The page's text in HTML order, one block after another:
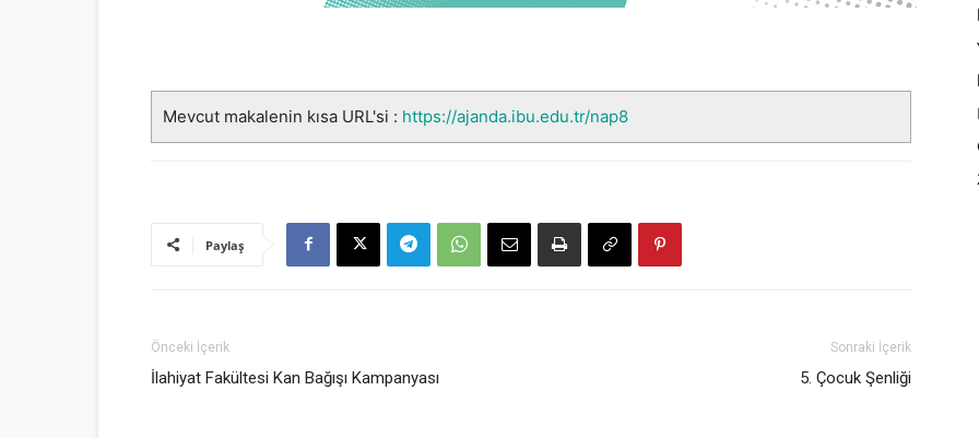
Mevcut makalenin kısa URL'si : https://ajanda.ibu.edu.tr/nap8
Paylaş
Önceki İçerik
İlahiyat Fakültesi Kan Bağışı Kampanyası
Sonraki İçerik
5. Çocuk Şenliği